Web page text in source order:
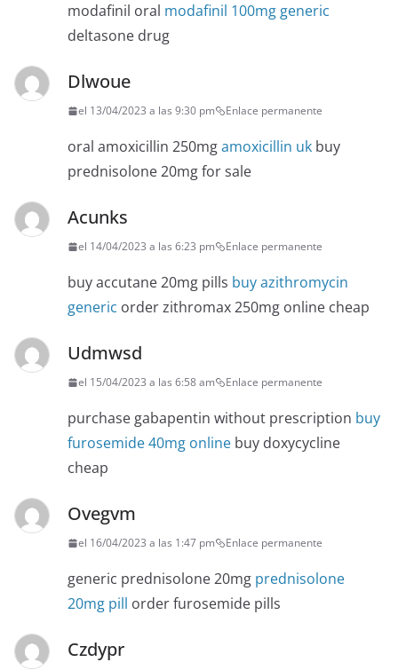
modafinil oral modafinil 100mg generic
deltasone drug
Dlwoue
el 13/04/2023 a las 9:30 pm Enlace permanente
oral amoxicillin 250mgamoxicillin uk buy
prednisolone 20mg for sale
Acunks
el 14/04/2023 a las 6:23 pm Enlace permanente
buy accutane 20mg pills buy azithromycin
generic order zithromax 250mg online cheap
Udmwsd
el 15/04/2023 a las 6:58 am Enlace permanente
purchase gabapentin without prescription buy
furosemide 40mg online buy doxycycline
cheap
Ovegvm
el 16/04/2023 a las 1:47 pm Enlace permanente
generic prednisolone 20mg prednisolone
20mg pill order furosemide pills
Czdypr